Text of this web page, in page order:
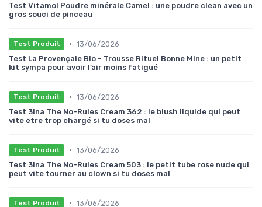
Test Vitamol Poudre minérale Camel : une poudre clean avec un
gros souci de pinceau
Test Produit • 13/06/2026
Test La Provençale Bio - Trousse Rituel Bonne Mine : un petit
kit sympa pour avoir l’air moins fatigué
Test Produit • 13/06/2026
Test 3ina The No-Rules Cream 362 : le blush liquide qui peut
vite être trop chargé si tu doses mal
Test Produit • 13/06/2026
Test 3ina The No-Rules Cream 503 : le petit tube rose nude qui
peut vite tourner au clown si tu doses mal
Test Produit • 13/06/2026